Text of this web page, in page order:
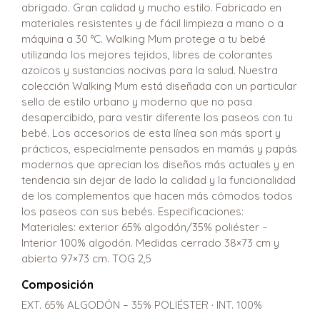
abrigado. Gran calidad y mucho estilo. Fabricado en
materiales resistentes y de fácil limpieza a mano o a
máquina a 30 °C. Walking Mum protege a tu bebé
utilizando los mejores tejidos, libres de colorantes
azoicos y sustancias nocivas para la salud. Nuestra
colección Walking Mum está diseñada con un particular
sello de estilo urbano y moderno que no pasa
desapercibido, para vestir diferente los paseos con tu
bebé. Los accesorios de esta línea son más sport y
prácticos, especialmente pensados en mamás y papás
modernos que aprecian los diseños más actuales y en
tendencia sin dejar de lado la calidad y la funcionalidad
de los complementos que hacen más cómodos todos
los paseos con sus bebés. Especificaciones:
Materiales: exterior 65% algodón/35% poliéster –
Interior 100% algodón. Medidas cerrado 38×73 cm y
abierto 97×73 cm. TOG 2,5
Composición
EXT. 65% ALGODÓN – 35% POLIÉSTER · INT. 100%